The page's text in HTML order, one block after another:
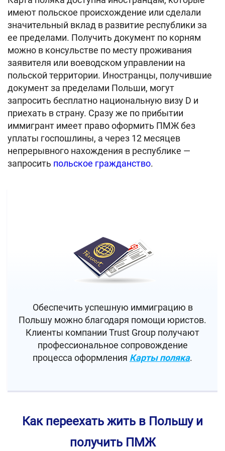
имеют польское происхождение или сделали
значительный вклад в развитие республики за
ее пределами. Получить документ по корням
можно в консульстве по месту проживания
заявителя или воеводском управлении на
польской территории. Иностранцы, получившие
документ за пределами Польши, могут
запросить бесплатно национальную визу D и
приехать в страну. Сразу же по прибытии
иммигрант имеет право оформить ПМЖ без
уплаты госпошлины, а через 12 месяцев
непрерывного нахождения в республике —
запросить польское гражданство.
Обеспечить успешную иммиграцию в
Польшу можно благодаря помощи юристов.
Клиенты компании Trust Group получают
профессиональное сопровождение
процесса оформления Карты поляка.
Как переехать жить в Польшу и
получить ПМЖ